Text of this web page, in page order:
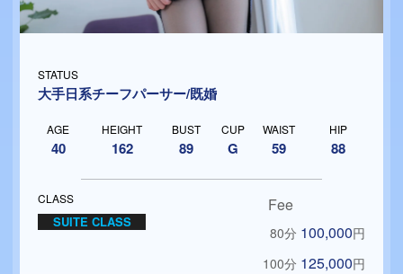
STATUS
大手日系チーフパーサー/既婚
AGE
40
HEIGHT
162
BUST
89
CUP
G
WAIST
59
HIP
88
CLASS
SUITE CLASS
Fee
80分 100,000円
100分 125,000円